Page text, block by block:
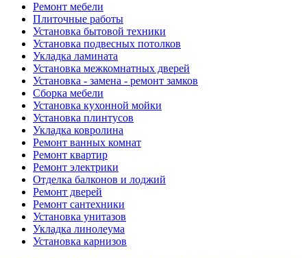
Ремонт мебели
Плиточные работы
Установка бытовой техники
Установка подвесных потолков
Укладка ламината
Установка межкомнатных дверей
Установка - замена - ремонт замков
Сборка мебели
Установка кухонной мойки
Установка плинтусов
Укладка ковролина
Ремонт ванных комнат
Ремонт квартир
Ремонт электрики
Отделка балконов и лоджий
Ремонт дверей
Ремонт сантехники
Установка унитазов
Укладка линолеума
Установка карнизов